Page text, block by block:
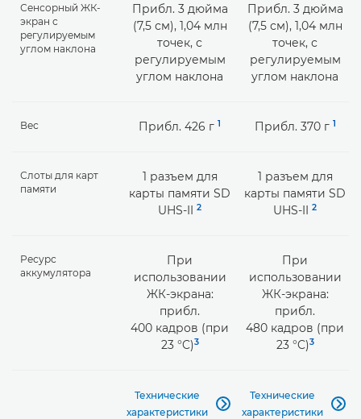
Сенсорный ЖК-
экран с
регулируемым
углом наклона
Прибл. 3 дюйма
(7,5 см), 1,04 млн
точек, с
регулируемым
углом наклона
Прибл. 3 дюйма
(7,5 см), 1,04 млн
точек, с
регулируемым
углом наклона
Вес Прибл. 426 г1 Прибл. 370 г 1
Слоты для карт
памяти
1 разъем для
карты памяти SD
UHS-II2
1 разъем для
карты памяти SD
UHS-II2
Ресурс
аккумулятора
При
использовании
ЖК-экрана:
прибл.
400 кадров (при
23 °C)3
При
использовании
ЖК-экрана:
прибл.
480 кадров (при
23 °C)3
Технические
характеристики

Технические
характеристики
